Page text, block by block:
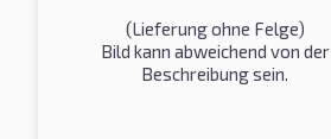
(Lieferung ohne Felge)
Bild kann abweichend von der
Beschreibung sein.